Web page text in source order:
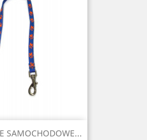
SAMOCHODOWE...